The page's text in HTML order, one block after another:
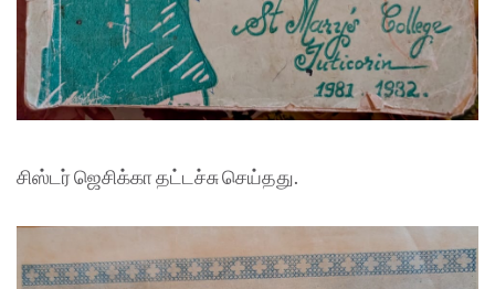
சிஸ்டர் ஜெசிக்கா தட்டச்சு செய்தது.